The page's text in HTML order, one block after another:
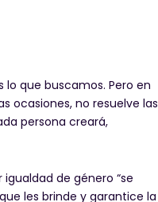
que buscamos. Pero en
ocasiones, no resuelve las
persona creará,
de género “se
les brinde y garantice la